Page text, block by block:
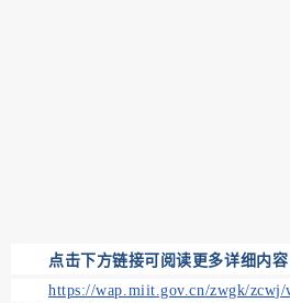
点击下方链接可阅读更多详细内容
https://wap.miit.gov.cn/zwgk/